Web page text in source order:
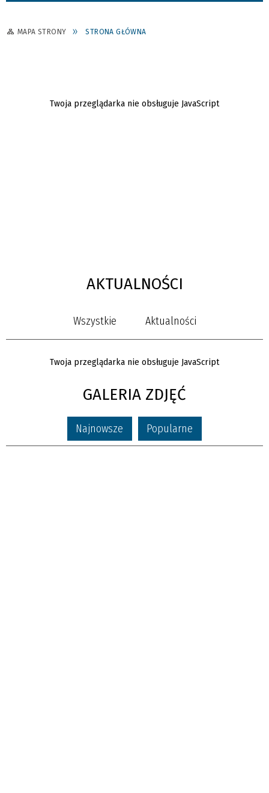
MAPA STRONY STRONA GŁÓWNA
Twoja przeglądarka nie obsługuje JavaScript
AKTUALNOŚCI
Wszystkie Aktualności
Twoja przeglądarka nie obsługuje JavaScript
GALERIA ZDJĘĆ
Najnowsze Popularne